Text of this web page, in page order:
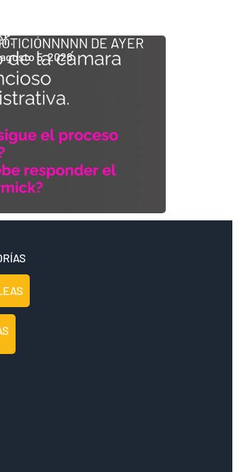
DE AYER
agosto 5, 2026